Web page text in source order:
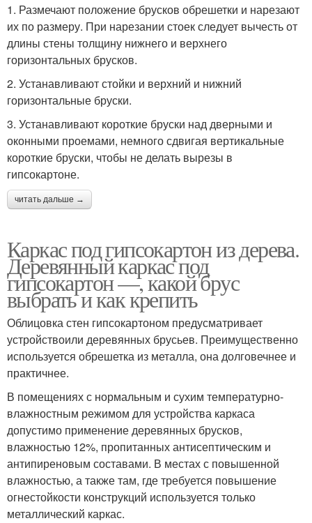
1. Размечают положение брусков обрешетки и нарезают
их по размеру. При нарезании стоек следует вычесть от
длины стены толщину нижнего и верхнего
горизонтальных брусков.
2. Устанавливают стойки и верхний и нижний
горизонтальные бруски.
3. Устанавливают короткие бруски над дверными и
оконными проемами, немного сдвигая вертикальные
короткие бруски, чтобы не делать вырезы в
гипсокартоне.
читать дальше →
Каркас под гипсокартон из дерева.
Деревянный каркас под
гипсокартон —, какой брус
выбрать и как крепить
Облицовка стен гипсокартоном предусматривает
устройствоили деревянных брусьев. Преимущественно
используется обрешетка из металла, она долговечнее и
практичнее.
В помещениях с нормальным и сухим температурно-
влажностным режимом для устройства каркаса
допустимо применение деревянных брусков,
влажностью 12%, пропитанных антисептическим и
антипиреновым составами. В местах с повышенной
влажностью, а также там, где требуется повышение
огнестойкости конструкций используется только
металлический каркас.